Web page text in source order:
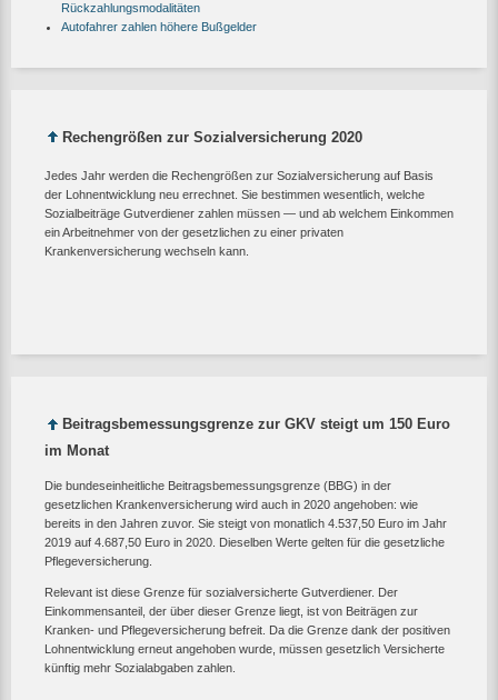
Rückzahlungsmodalitäten
Autofahrer zahlen höhere Bußgelder
Rechengrößen zur Sozialversicherung 2020
Jedes Jahr werden die Rechengrößen zur Sozialversicherung auf Basis
der Lohnentwicklung neu errechnet. Sie bestimmen wesentlich, welche
Sozialbeiträge Gutverdiener zahlen müssen — und ab welchem Einkommen
ein Arbeitnehmer von der gesetzlichen zu einer privaten
Krankenversicherung wechseln kann.
Beitragsbemessungsgrenze zur GKV steigt um 150 Euro
im Monat
Die bundeseinheitliche Beitragsbemessungsgrenze (BBG) in der
gesetzlichen Krankenversicherung wird auch in 2020 angehoben: wie
bereits in den Jahren zuvor. Sie steigt von monatlich 4.537,50 Euro im Jahr
2019 auf 4.687,50 Euro in 2020. Dieselben Werte gelten für die gesetzliche
Pflegeversicherung.
Relevant ist diese Grenze für sozialversicherte Gutverdiener. Der
Einkommensanteil, der über dieser Grenze liegt, ist von Beiträgen zur
Kranken- und Pflegeversicherung befreit. Da die Grenze dank der positiven
Lohnentwicklung erneut angehoben wurde, müssen gesetzlich Versicherte
künftig mehr Sozialabgaben zahlen.